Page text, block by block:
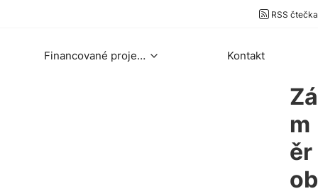
RSS čtečka
Financované projekty Kontakt
Zá
m
ěr
ob